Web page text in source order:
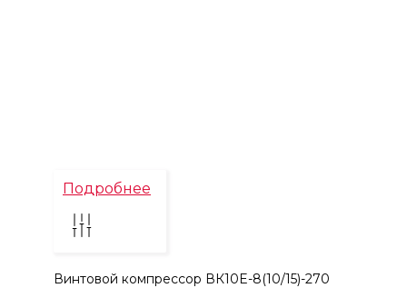
Подробнее
Винтовой компрессор ВК10E-8(10/15)-270